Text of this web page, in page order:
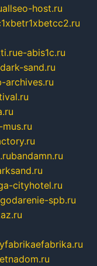
allseo-host.ru
e-abis1c.ru
dark-sand.ru
archives.ru
mus.ru
bandamn.ru
cityhotel.ru
spb.ru